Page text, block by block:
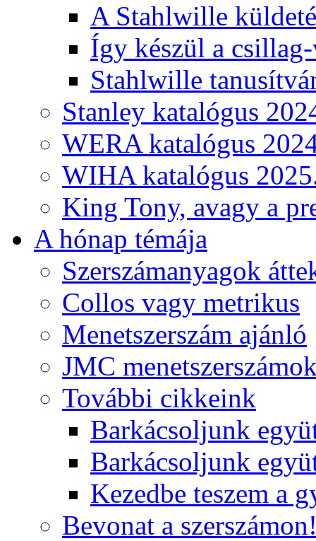
A Stahlwille
Így készül a
Stahlwille
Stanley katalógus
WERA katalógus
WIHA katalógus
King Tony, avagy a
A hónap témája
Szerszámanyagok
Collos vagy metrikus
Menetszerszám ajánló
JMC
További cikkeink
Barkácsoljunk
Barkácsoljunk
Kezedbe teszem a
Bevonat a